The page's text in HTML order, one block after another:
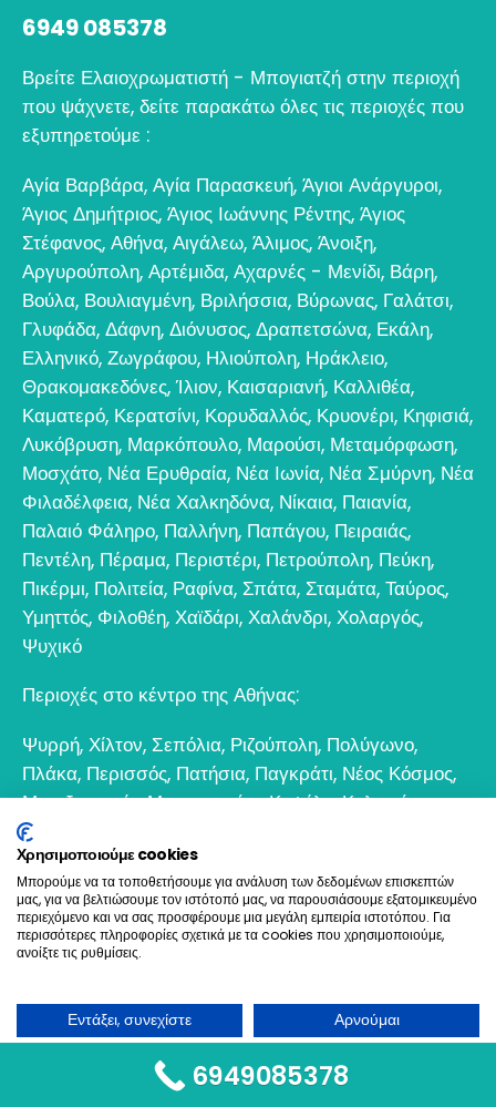
6949 085378
Βρείτε Ελαιοχρωματιστή - Μπογιατζή στην περιοχή
που ψάχνετε, δείτε παρακάτω όλες τις περιοχές που
εξυπηρετούμε :
Αγία Βαρβάρα, Αγία Παρασκευή, Άγιοι Ανάργυροι,
Άγιος Δημήτριος, Άγιος Ιωάννης Ρέντης, Άγιος
Στέφανος, Αθήνα, Αιγάλεω, Άλιμος, Άνοιξη,
Αργυρούπολη, Αρτέμιδα, Αχαρνές - Μενίδι, Βάρη,
Βούλα, Βουλιαγμένη, Βριλήσσια, Βύρωνας, Γαλάτσι,
Γλυφάδα, Δάφνη, Διόνυσος, Δραπετσώνα, Εκάλη,
Ελληνικό, Ζωγράφου, Ηλιούπολη, Ηράκλειο,
Θρακομακεδόνες,Ίλιον, Καισαριανή, Καλλιθέα,
Καματερό, Κερατσίνι, Κορυδαλλός, Κρυονέρι, Κηφισιά,
Λυκόβρυση, Μαρκόπουλο, Μαρούσι, Μεταμόρφωση,
Μοσχάτο, Νέα Ερυθραία, Νέα Ιωνία, Νέα Σμύρνη, Νέα
Φιλαδέλφεια, Νέα Χαλκηδόνα, Νίκαια, Παιανία,
Παλαιό Φάληρο, Παλλήνη, Παπάγου, Πειραιάς,
Πεντέλη, Πέραμα, Περιστέρι, Πετρούπολη, Πεύκη,
Πικέρμι, Πολιτεία, Ραφίνα, Σπάτα, Σταμάτα, Ταύρος,
Υμηττός, Φιλοθέη, Χαϊδάρι, Χαλάνδρι, Χολαργός,
Ψυχικό
Περιοχές στο κέντρο της Αθήνας:
Ψυρρή, Χίλτον, Σεπόλια, Ριζούπολη, Πολύγωνο,
Πλάκα, Περισσός, Πατήσια, Παγκράτι, Νέος Κόσμος,
Μεταξουργείο,Μοναστηράκι,Κυψέλη,Κολωνός,
Κολωνάκι
Βοτανικός
6932 698693
Create & Hosting by Goldensites
6949085378
Χρησιμοποιούμε cookies
Μπορούμε να τα τοποθετήσουμε για ανάλυση των δεδομένων επισκεπτών
μας, για να βελτιώσουμε τον ιστότοπό μας, να παρουσιάσουμε εξατομικευμένο
περιεχόμενο και να σας προσφέρουμε μια μεγάλη εμπειρία ιστοτόπου. Για
περισσότερες πληροφορίες σχετικά με τα cookies που χρησιμοποιούμε,
ανοίξτε τις ρυθμίσεις.
Εντάξει, συνεχίστε
Αρνούμαι
Όχι, να προσαρμοστεί